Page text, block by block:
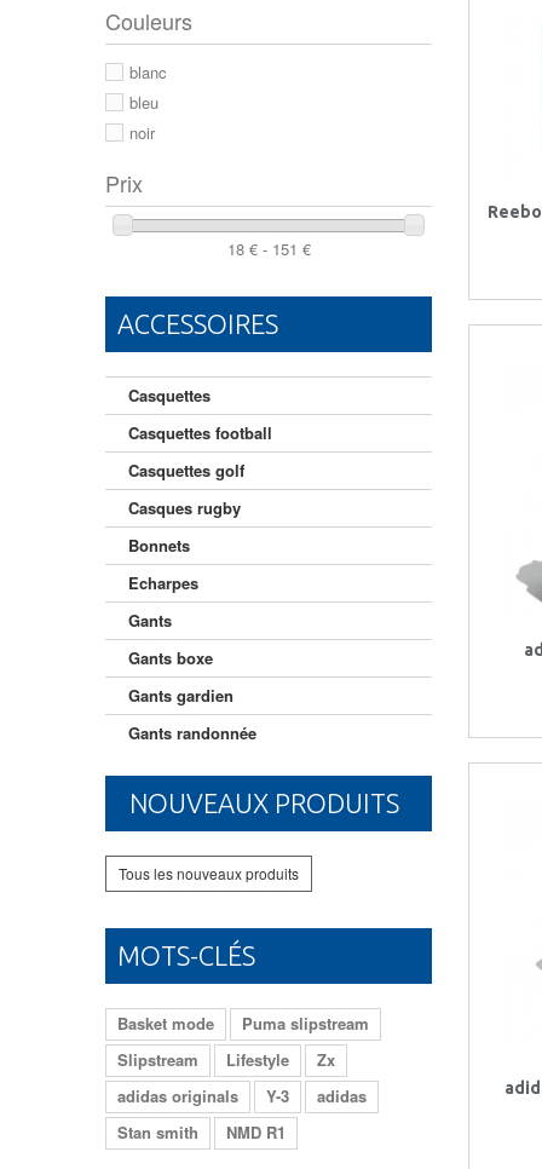
44
44 2/3
46
Couleurs
blanc
bleu
noir
Prix
18 € - 151 €
ACCESSOIRES
Casquettes
Casquettes football
Casquettes golf
Casques rugby
Bonnets
Echarpes
Gants
Gants boxe
Gants gardien
Gants randonnée
Gants luge
Chaussettes
Ballons football
Crampons golf
Bandeaux tête
Protections tablette
Protections téléphone
Sacs de sport
NOUVEAUX PRODUITS
Tous les nouveaux produits
MOTS-CLÉS
Basket mode
Puma slipstream
Slipstream
Lifestyle
Zx
adidas originals
Y-3
adidas
Stan smith
NMD R1